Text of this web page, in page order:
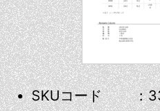
SKUコード ：